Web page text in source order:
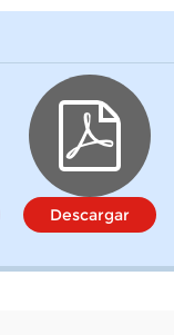
Descargar